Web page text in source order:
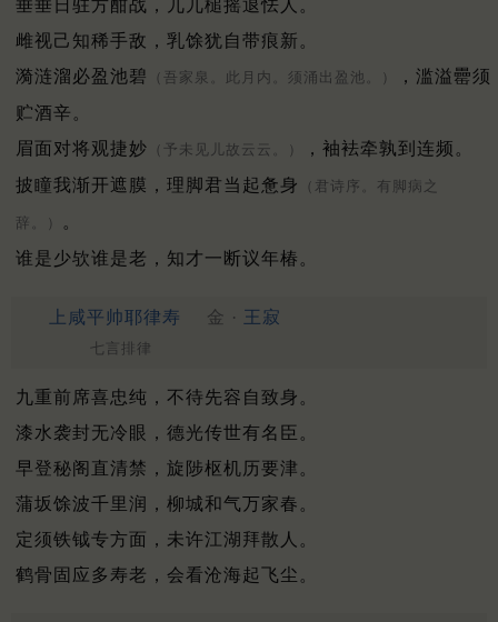
垂垂日驻方酣战，兀兀槌摇退怯人。
雌视己知稀手敌，乳馀犹自带痕新。
漪涟溜必盈池碧
（吾家泉。此月内。须涌出盈池。）
，滥溢罍须
贮酒辛。
眉面对将观捷妙 （予未见儿故云云。）
，袖袪牵孰到连频。
披瞳我渐开遮膜，理脚君当起惫身
（君诗序。有脚病之
辞。）
。
谁是少欤谁是老，知才一断议年椿。
上咸平帅耶律寿 金 · 王寂
七言排律
九重前席喜忠纯，不待先容自致身。
漆水袭封无冷眼，德光传世有名臣。
早登秘阁直清禁，旋陟枢机历要津。
蒲坂馀波千里润，柳城和气万家春。
定须铁钺专方面，未许江湖拜散人。
鹤骨固应多寿老，会看沧海起飞尘。